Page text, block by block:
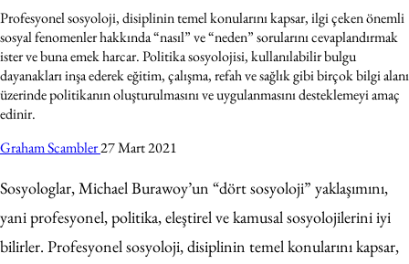
Profesyonel sosyoloji, disiplinin temel konularını kapsar, ilgi çeken önemli
sosyal fenomenler hakkında “nasıl” ve “neden” sorularını cevaplandırmak
ister ve buna emek harcar. Politika sosyolojisi, kullanılabilir bulgu
dayanakları inşa ederek eğitim, çalışma, refah ve sağlık gibi birçok bilgi alanı
üzerinde politikanın oluşturulmasını ve uygulanmasını desteklemeyi amaç
edinir.
Graham Scambler27 Mart 2021
Sosyologlar, Michael Burawoy’un “dört sosyoloji” yaklaşımını,
yani profesyonel, politika, eleştirel ve kamusal sosyolojilerini iyi
bilirler. Profesyonel sosyoloji, disiplinin temel konularını kapsar,